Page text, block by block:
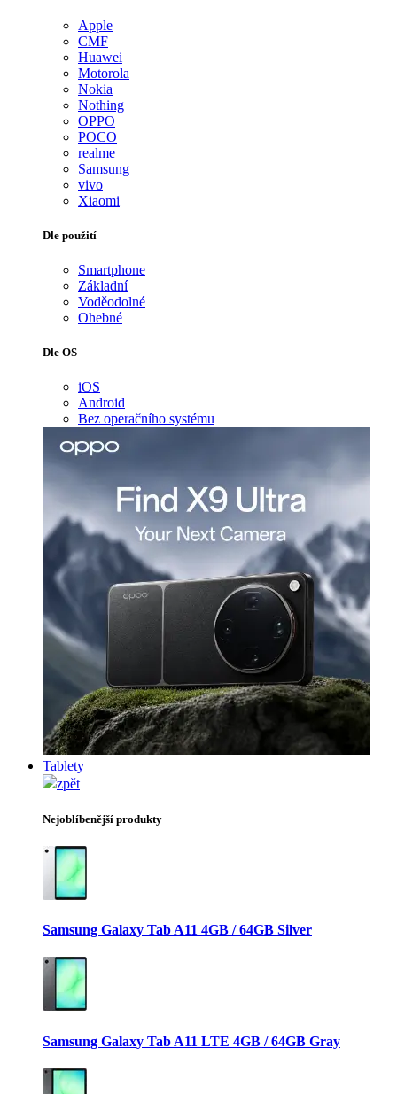
Apple
CMF
Huawei
Motorola
Nokia
Nothing
OPPO
POCO
realme
Samsung
vivo
Xiaomi
Dle použití
Smartphone
Základní
Voděodolné
Ohebné
Dle OS
iOS
Android
Bez operačního systému
Tablety
zpět
Nejoblíbenější produkty
Samsung Galaxy Tab A11 4GB / 64GB Silver
Samsung Galaxy Tab A11 LTE 4GB / 64GB Gray